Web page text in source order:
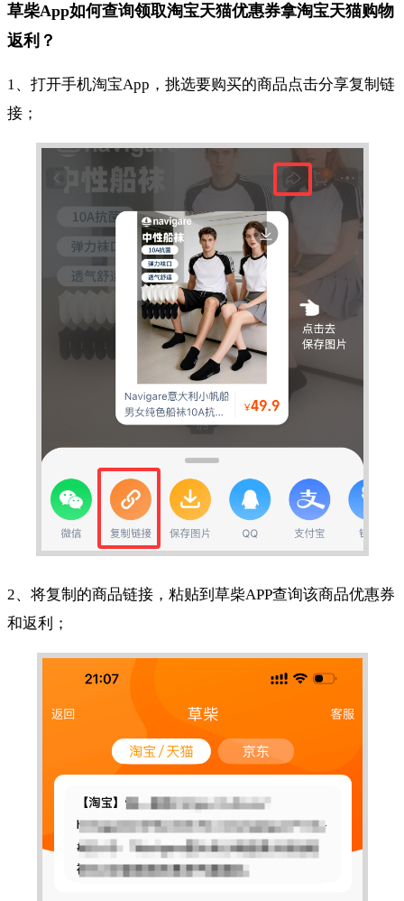
草柴App如何查询领取淘宝天猫优惠券拿淘宝天猫购物
返利？
1、打开手机淘宝App，挑选要购买的商品点击分享复制链
接；
2、将复制的商品链接，粘贴到草柴APP查询该商品优惠券
和返利；